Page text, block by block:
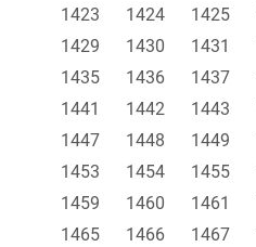
1423
1424 1425
1429
1430 1431
1435
1436 1437
1441
1442 1443
1447
1448 1449
1453
1454 1455
1459
1460 1461
1465
1466 1467